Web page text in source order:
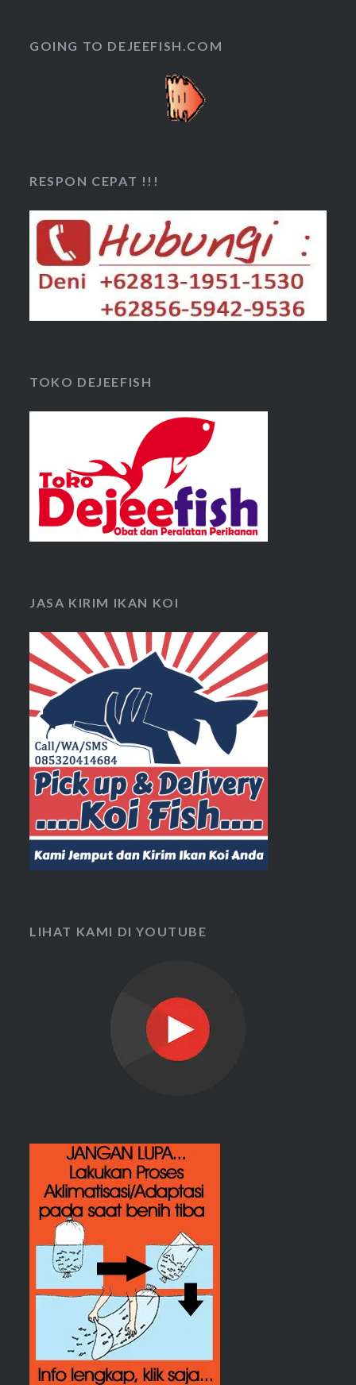
GOING TO DEJEEFISH.COM
RESPON CEPAT !!!
TOKO DEJEEFISH
JASA KIRIM IKAN KOI
LIHAT KAMI DI YOUTUBE